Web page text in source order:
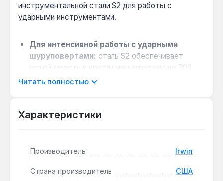
инструментальной стали S2 для работы с
ударными инструментами.
Для интенсивной работы с ударными
шуруповертами: сталь S2 обеспечивает
устойчивость к крутящим нагрузкам до 200
Н·м, что исключает срыв шлица при
Совместимость с магнитными
патронов и переходников, включая карданные
местах.
Читать полностью
Характеристики
Производитель Irwin
Страна производитель США